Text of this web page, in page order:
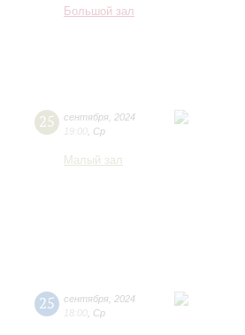
Большой зал
25 сентября 2024
19:00 Ср
Малый зал
25 сентября 2024
18:00 Ср